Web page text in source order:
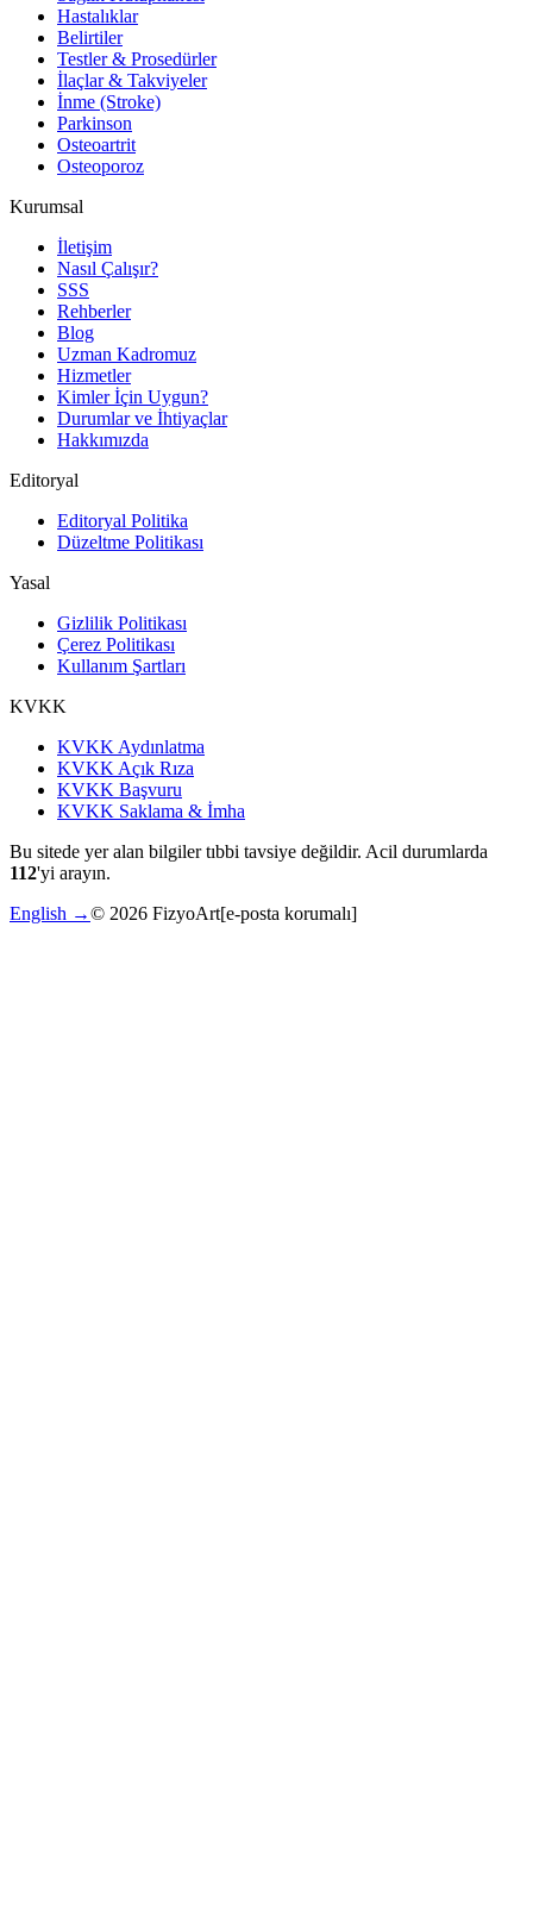
Hastalıklar
Belirtiler
Testler & Prosedürler
İlaçlar & Takviyeler
İnme (Stroke)
Parkinson
Osteoartrit
Osteoporoz
Kurumsal
İletişim
Nasıl Çalışır?
SSS
Rehberler
Blog
Uzman Kadromuz
Hizmetler
Kimler İçin Uygun?
Durumlar ve İhtiyaçlar
Hakkımızda
Editoryal
Editoryal Politika
Düzeltme Politikası
Yasal
Gizlilik Politikası
Çerez Politikası
Kullanım Şartları
KVKK
KVKK Aydınlatma
KVKK Açık Rıza
KVKK Başvuru
KVKK Saklama & İmha
Bu sitede yer alan bilgiler tıbbi tavsiye değildir. Acil durumlarda
112'yi arayın.
English →© 2026 FizyoArt[e-posta korumalı]